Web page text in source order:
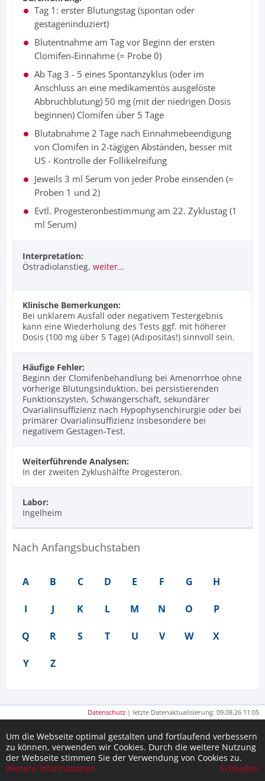
Tag 1: erster Blutungstag (spontan oder
gestageninduziert)
Blutentnahme am Tag vor Beginn der ersten
Clomifen-Einnahme (= Probe 0)
Ab Tag 3 - 5 eines Spontanzyklus (oder im
Anschluss an eine medikamentös ausgelöste
Abbruchblutung) 50 mg (mit der niedrigen Dosis
beginnen) Clomifen über 5 Tage
Blutabnahme 2 Tage nach Einnahmebeendigung
von Clomifen in 2-tägigen Abständen, besser mit
US - Kontrolle der Follikelreifung
Jeweils 3 ml Serum von jeder Probe einsenden (=
Proben 1 und 2)
Evtl. Progesteronbestimmung am 22. Zyklustag (1
ml Serum)
Interpretation:
Östradiolanstieg, weiter…
Klinische Bemerkungen:
Bei unklarem Ausfall oder negativem Testergebnis
kann eine Wiederholung des Tests ggf. mit höherer
Dosis (100 mg über 5 Tage) (Adipositas!) sinnvoll sein.
Häufige Fehler:
Beginn der Clomifenbehandlung bei Amenorrhoe ohne
vorherige Blutungsinduktion, bei persistierenden
Funktionszysten, Schwangerschaft, sekundärer
Ovarialinsuffizienz nach Hypophysenchirurgie oder bei
primärer Ovarialinsuffizienz insbesondere bei
negativem Gestagen-Test.
Weiterführende Analysen:
In der zweiten Zyklushälfte Progesteron.
Labor:
Ingelheim
Nach Anfangsbuchstaben
A B C D E F G H
I J K L M N O P
Q R S T U V W X
Y Z
Datenschutz | letzte Datenaktualisierung: 09.08.26 11:05
Um die Webseite optimal gestalten und fortlaufend verbessern
zu können, verwenden wir Cookies. Durch die weitere Nutzung
der Webseite stimmen Sie der Verwendung von Cookies zu.
Weitere Informationen
Schließen